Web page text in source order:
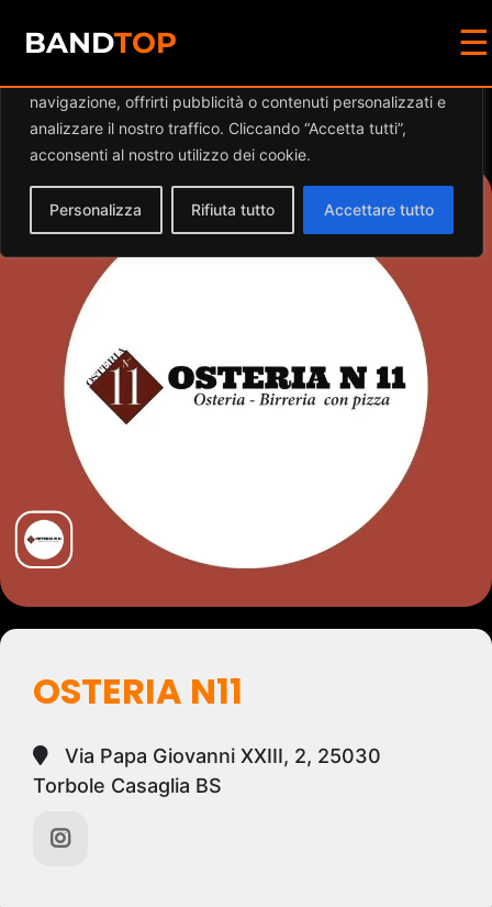
Diamo valore alla tua privacy
navigazione, offrirti pubblicità o contenuti personalizzati e
analizzare il nostro traffico. Cliccando “Accetta tutti”,
acconsenti al nostro utilizzo dei cookie.
Personalizza Rifiuta tutto Accettare tutto
BANDTOP ☰
Events at this location
OSTERIA N11
Via Papa Giovanni XXIII, 2, 25030
Torbole Casaglia BS